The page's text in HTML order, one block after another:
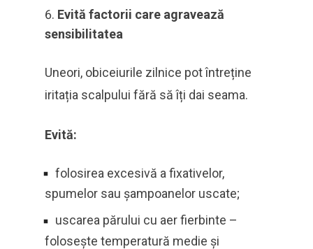
Evită factorii care agravează
sensibilitatea
Uneori, obiceiurile zilnice pot întreține
iritația scalpului fără să îți dai seama.
Evită:
folosirea excesivă a fixativelor,
spumelor sau șampoanelor uscate;
uscarea părului cu aer fierbinte –
folosește temperatură medie și